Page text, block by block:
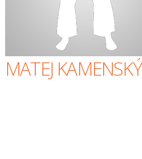
MATEJ KAMENSKÝ